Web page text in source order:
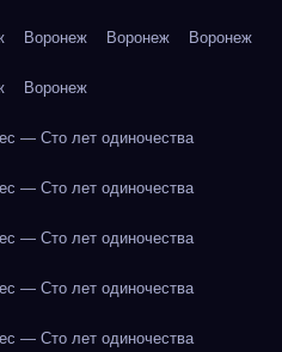
Воронеж Воронеж Воронеж
Воронеж
— Сто лет одиночества
— Сто лет одиночества
— Сто лет одиночества
— Сто лет одиночества
— Сто лет одиночества